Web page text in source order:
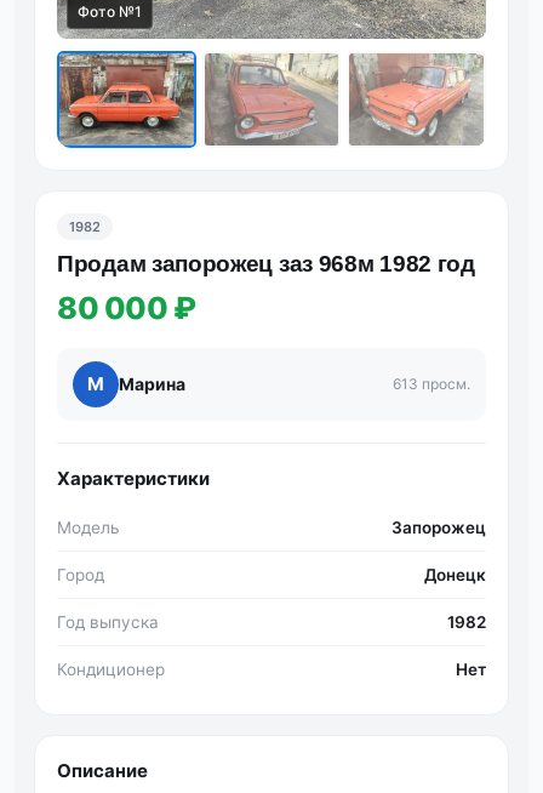
Фото №1
1982
Продам запорожец заз 968м 1982 год
80 000 ₽
М Марина 613 просм.
Характеристики
Модель Запорожец
Город Донецк
Год выпуска 1982
Кондиционер Нет
Описание